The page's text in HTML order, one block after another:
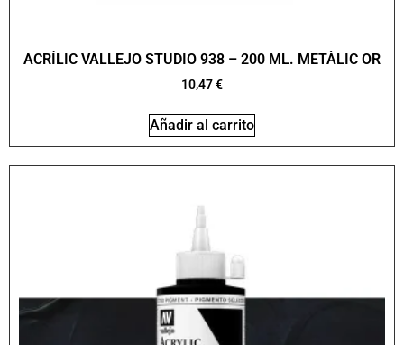
ACRÍLIC VALLEJO STUDIO 938 – 200 ML. METÀLIC OR
10,47€
Añadir al carrito